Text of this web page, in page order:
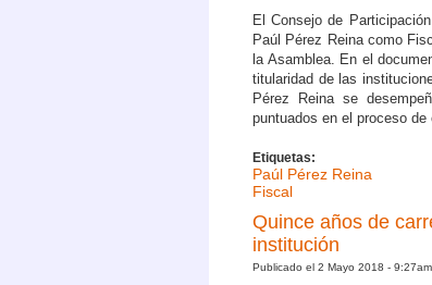
El Consejo de
Paúl Pérez Reina como
la Asamblea. En el
titularidad de las
Pérez Reina se
puntuados en el proceso
Etiquetas:
Paúl Pérez Reina
Fiscal
Quince años de
institución
Publicado el 2 Mayo 2018 - 9:27am